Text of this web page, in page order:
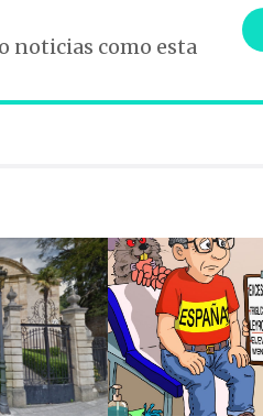
noticias como esta